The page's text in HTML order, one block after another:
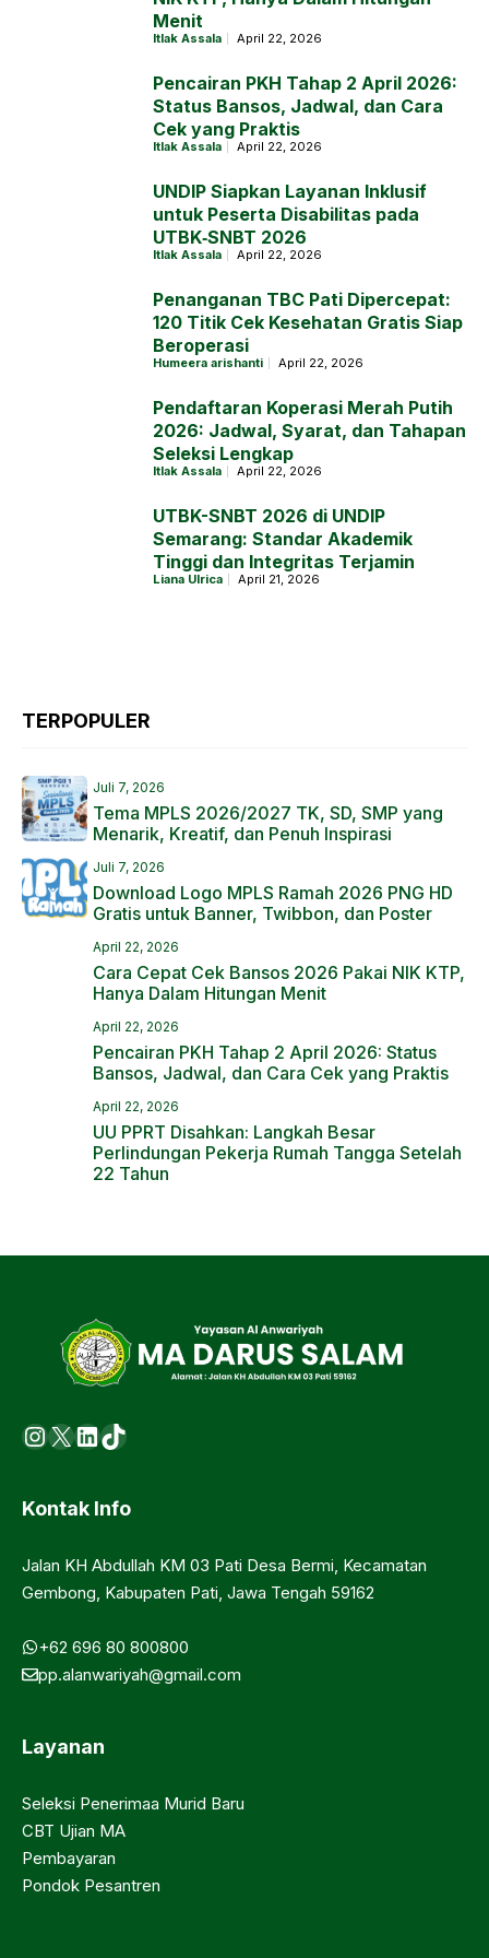
Menit
Itlak Assala April 22, 2026
Pencairan PKH Tahap 2 April 2026:
Status Bansos, Jadwal, dan Cara
Cek yang Praktis
Itlak Assala April 22, 2026
UNDIP Siapkan Layanan Inklusif
untuk Peserta Disabilitas pada
UTBK‑SNBT 2026
Itlak Assala April 22, 2026
Penanganan TBC Pati Dipercepat:
120 Titik Cek Kesehatan Gratis Siap
Beroperasi
Humeera arishanti April 22, 2026
Pendaftaran Koperasi Merah Putih
2026: Jadwal, Syarat, dan Tahapan
Seleksi Lengkap
Itlak Assala April 22, 2026
UTBK-SNBT 2026 di UNDIP
Semarang: Standar Akademik
Tinggi dan Integritas Terjamin
Liana Ulrica April 21, 2026
TERPOPULER
Juli 7, 2026
Tema MPLS 2026/2027 TK, SD, SMP yang
Menarik, Kreatif, dan Penuh Inspirasi
Juli 7, 2026
Download Logo MPLS Ramah 2026 PNG HD
Gratis untuk Banner, Twibbon, dan Poster
April 22, 2026
Cara Cepat Cek Bansos 2026 Pakai NIK KTP,
Hanya Dalam Hitungan Menit
April 22, 2026
Pencairan PKH Tahap 2 April 2026: Status
Bansos, Jadwal, dan Cara Cek yang Praktis
April 22, 2026
UU PPRT Disahkan: Langkah Besar
Perlindungan Pekerja Rumah Tangga Setelah
22 Tahun
Instagram
X LinkedIn
https://www.tiktok.com/
Kontak Info
Jalan KH Abdullah KM 03 Pati Desa Bermi, Kecamatan
Gembong, Kabupaten Pati, Jawa Tengah 59162
+62 696 80 800800
pp.alanwariyah@gmail.com
Layanan
Seleksi Penerimaa Murid Baru
CBT Ujian MA
Pembayaran
Pondok Pesantren